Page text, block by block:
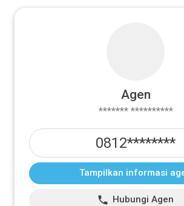
Agen
******* **********
0812********
Tampilkan informasi
Hubungi Agen